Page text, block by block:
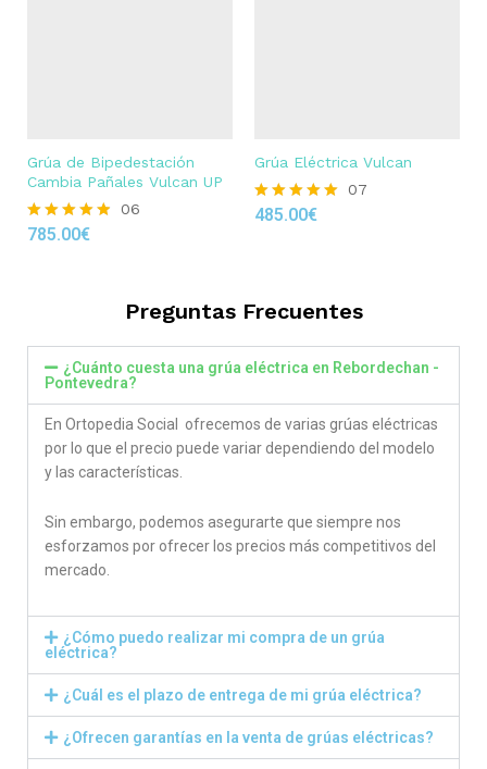
Grúa de Bipedestación
Cambia Pañales Vulcan UP
Rated
06
785.00€
Grúa Eléctrica Vulcan
Rated
07
485.00€
Preguntas Frecuentes
¿Cuánto cuesta una grúa eléctrica en Rebordechan -
Pontevedra?
En Ortopedia Social ofrecemos de varias grúas eléctricas
por lo que el precio puede variar dependiendo del modelo
y las características.
Sin embargo, podemos asegurarte que siempre nos
esforzamos por ofrecer los precios más competitivos del
mercado.
¿Cómo puedo realizar mi compra de un grúa
eléctrica?
¿Cuál es el plazo de entrega de mi grúa eléctrica?
¿Ofrecen garantías en la venta de grúas eléctricas?